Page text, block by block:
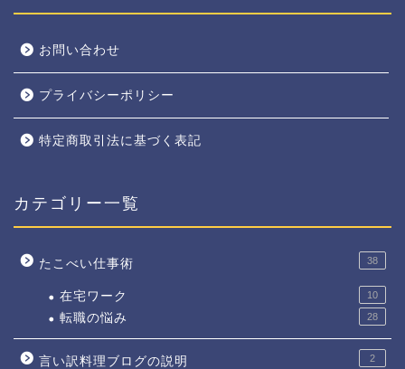
お問い合わせ
プライバシーポリシー
特定商取引法に基づく表記
カテゴリー一覧
たこべい仕事術 38
在宅ワーク 10
転職の悩み 28
言い訳料理ブログの説明 2